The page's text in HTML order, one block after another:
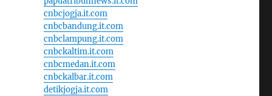
cnbcjogja.it.com
cnbcbandung.it.com
cnbclampung.it.com
cnbckaltim.it.com
cnbcmedan.it.com
cnbckalbar.it.com
detikjogja.it.com